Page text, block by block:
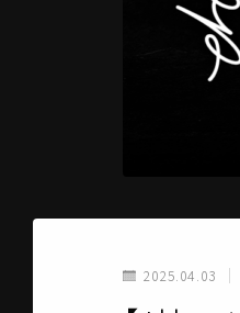
2025.04.03